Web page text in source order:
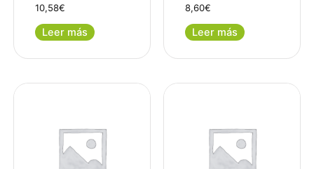
10,58€
Leer más
8,60€
Leer más